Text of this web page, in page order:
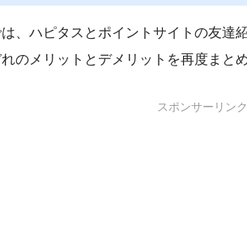
、ハピタスとポイントサイトの友達
のメリットとデメリットを再度まと
スポンサーリンク